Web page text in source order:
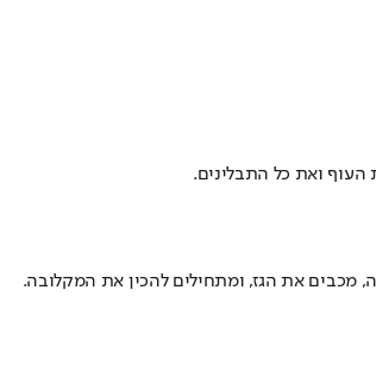
מכבים את הגז, ומתחילים להכין את המקלובה.